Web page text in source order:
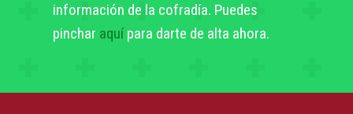
información de la cofradía. Puedes
pinchar aquípara darte de alta ahora.